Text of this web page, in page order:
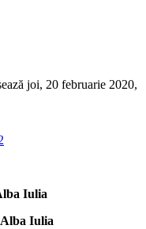
joi, 20 februarie 2020,
Iulia
Iulia